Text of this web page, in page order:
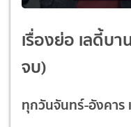
เรื่องย่อ เลดี้บ
จบ)
ทุกวันจันทร์-อังคาร